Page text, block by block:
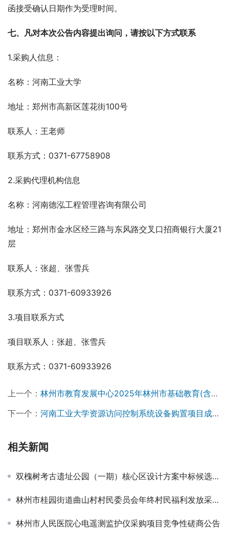
函接受确认日期作为受理时间。
七、凡对本次公告内容提出询问，请按以下方式联系
1.采购人信息：
名称：河南工业大学
地址：郑州市高新区莲花街100号
联系人：王老师
联系方式：0371-67758908
2.采购代理机构信息
名称：河南德泓工程管理咨询有限公司
地址：郑州市金水区经三路与东风路交叉口招商银行大厦21
层
联系人：张超、张雪兵
联系方式：0371-60933926
3.项目联系方式
项目联系人：张超、张雪兵
联系方式：0371-60933926
上一个： 林州市教育发展中心2025年林州市基础教育(含幼儿园)教师岗位培训项目竞争性磋商公告
下一个： 河南工业大学资源访问控制系统设备购置项目成交公告
相关新闻
双槐树考古遗址公园（一期）核心区设计方案中标候选人公示
林州市桂园街道曲山村村民委员会年终村民福利发放采购项目成交结果公告
林州市人民医院心电遥测监护仪采购项目竞争性磋商公告